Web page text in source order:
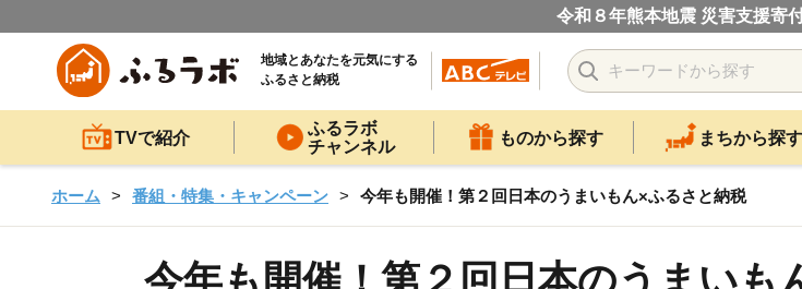
令和８年熊本地震 災害支援寄
地域とあなたを元気にする
ふるさと納税
TVで紹介
ふるラボ
チャンネル
ものから探す まちから探す
ホーム 番組・特集・キャンペーン 今年も開催！第２回日本のうまいもん×ふるさと納税
今年も開催！第２回日本のうまいも